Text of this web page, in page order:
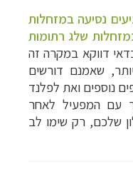
נסיעה במזחלות
שלג רתומות
דווקא במקרה זה
שאמנם דורשים
נוספים ואת לפלנד
עם המפעיל לאחר
שלכם, רק שימו לב